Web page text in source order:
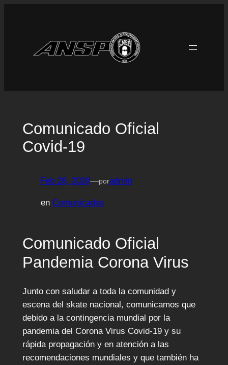
Comunicado Oficial
Covid-19
Feb 28, 2020—poradmin
en Comunicados
Comunicado Oficial
Pandemia Corona Virus
Junto con saludar a toda la comunidad y
escena del skate nacional, comunicamos que
debido a la contingencia mundial por la
pandemia del Corona Virus Covid-19 y su
rápida propagación y en atención a las
recomendaciones mundiales y que también ha